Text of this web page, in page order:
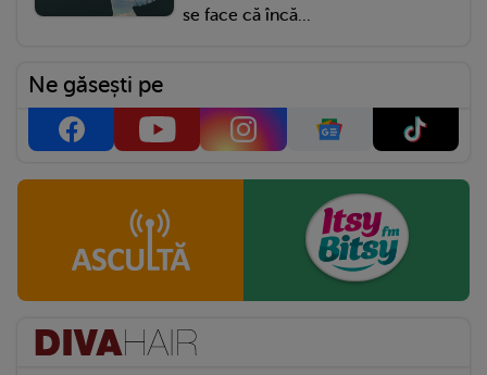
se face că încă...
Ne găsești pe